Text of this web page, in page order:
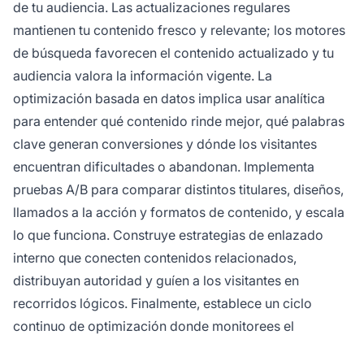
de tu audiencia. Las actualizaciones regulares
mantienen tu contenido fresco y relevante; los motores
de búsqueda favorecen el contenido actualizado y tu
audiencia valora la información vigente. La
optimización basada en datos implica usar analítica
para entender qué contenido rinde mejor, qué palabras
clave generan conversiones y dónde los visitantes
encuentran dificultades o abandonan. Implementa
pruebas A/B para comparar distintos titulares, diseños,
llamados a la acción y formatos de contenido, y escala
lo que funciona. Construye estrategias de enlazado
interno que conecten contenidos relacionados,
distribuyan autoridad y guíen a los visitantes en
recorridos lógicos. Finalmente, establece un ciclo
continuo de optimización donde monitorees el